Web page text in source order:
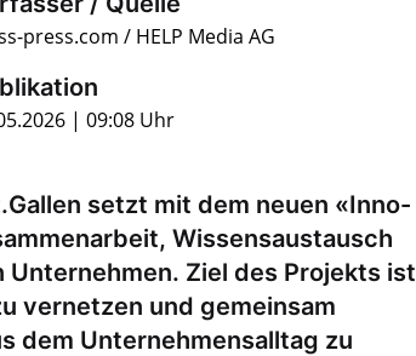
press.com / HELP Media AG
| 09:08 Uhr
setzt mit dem neuen «Inno-
Wissensaustausch
Ziel des Projekts ist
vernetzen und gemeinsam
dem Unternehmensalltag zu